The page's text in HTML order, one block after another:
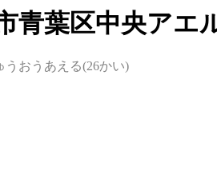
青葉区中央アエ
おうあえる(26かい)